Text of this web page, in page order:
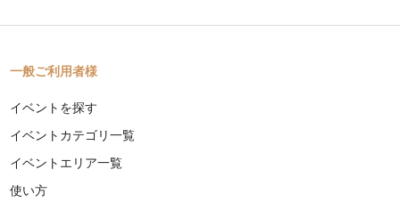
一般ご利用者様
イベントを探す
イベントカテゴリ一覧
イベントエリア一覧
使い方